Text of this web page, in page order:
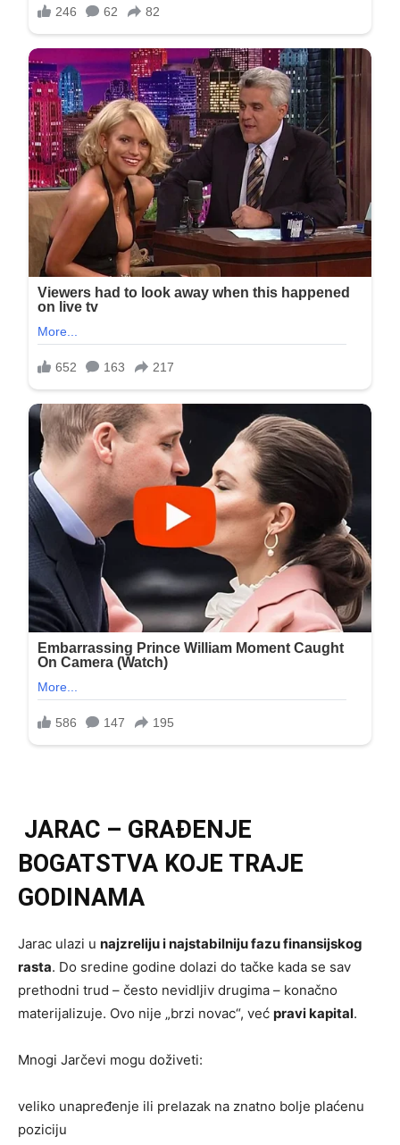
JARAC – GRAĐENJE
BOGATSTVA KOJE TRAJE
GODINAMA
Jarac ulazi u najzreliju i najstabilniju fazu finansijskog
rasta. Do sredine godine dolazi do tačke kada se sav
prethodni trud – često nevidljiv drugima – konačno
materijalizuje. Ovo nije „brzi novac“, već pravi kapital.
Mnogi Jarčevi mogu doživeti:
veliko unapređenje ili prelazak na znatno bolje plaćenu
poziciju